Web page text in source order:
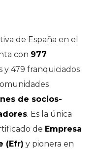
de España en el
con 977
y 479 franquiciados
de socios-
. Es la única
de Empresa
(Efr) y pionera en